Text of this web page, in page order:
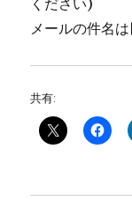
ください)
メールの件名
共有: